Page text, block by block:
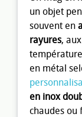
un objet
souvent en
rayures,
en métal
en inox
chaudes ou